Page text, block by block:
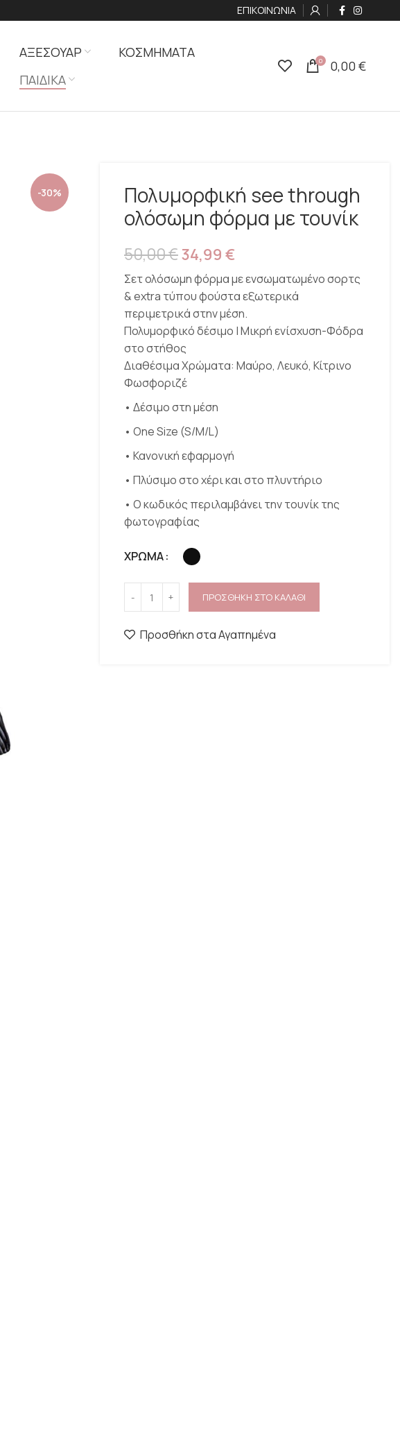
ΕΠΙΚΟΙΝΩΝΙΑ
ΑΞΕΣΟΥΑΡ
ΚΟΣΜΗΜΑΤΑ
ΠΑΙΔΙΚΑ
0 0,00€
-30%
Πολυμορφική see through
ολόσωμη φόρμα με τουνίκ
50,00€34,99 €
Σετ ολόσωμη φόρμα με ενσωματωμένο σορτς
& extra τύπου φούστα εξωτερικά
περιμετρικά στην μέση.
Πολυμορφικό δέσιμο | Μικρή ενίσχυση-Φόδρα
στο στήθος
Διαθέσιμα Χρώματα: Mαύρο, Λευκό, Κίτρινο
Φωσφοριζέ
• Δέσιμο στη μέση
• One Size (S/M/L)
• Κανονική εφαρμογή
• Πλύσιμο στο χέρι και στο πλυντήριο
• O κωδικός περιλαμβάνει την τουνίκ της
φωτογραφίας
ΧΡΩΜΑ
ΠΡΟΣΘΗΚΗ ΣΤΟ ΚΑΛΑΘΙ
Προσθήκη στα Αγαπημένα